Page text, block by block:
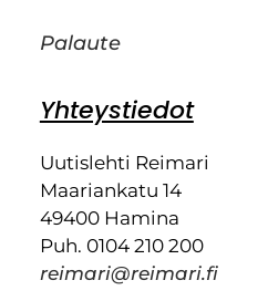
Palaute
Yhteystiedot
Uutislehti Reimari
Maariankatu 14
49400 Hamina
Puh. 0104 210 200
reimari@reimari.fi